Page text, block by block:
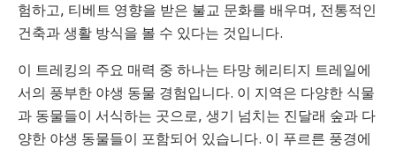
험하고, 티베트 영향을 받은 불교 문화를 배우며, 전통적인
건축과 생활 방식을 볼 수 있다는 것입니다.
이 트레킹의 주요 매력 중 하나는 타망 헤리티지 트레일에
서의 풍부한 야생 동물 경험입니다. 이 지역은 다양한 식물
과 동물들이 서식하는 곳으로, 생기 넘치는 진달래 숲과 다
양한 야생 동물들이 포함되어 있습니다. 이 푸르른 풍경에